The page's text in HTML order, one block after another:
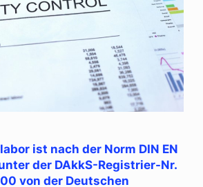
ist nach der Norm DIN EN
der DAkkS-Registrier-Nr.
von der Deutschen